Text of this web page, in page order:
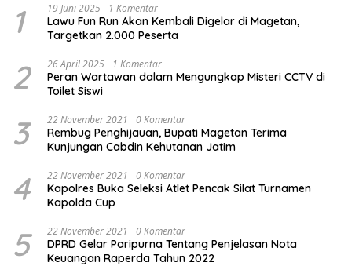
1 19 Juni 2025 1 Komentar
Lawu Fun Run Akan Kembali Digelar di Magetan,
Targetkan 2.000 Peserta
2 26 April 2025 1 Komentar
Peran Wartawan dalam Mengungkap Misteri CCTV di
Toilet Siswi
3 22 November 2021 0 Komentar
Rembug Penghijauan, Bupati Magetan Terima
Kunjungan Cabdin Kehutanan Jatim
4 22 November 2021 0 Komentar
Kapolres Buka Seleksi Atlet Pencak Silat Turnamen
Kapolda Cup
5 22 November 2021 0 Komentar
DPRD Gelar Paripurna Tentang Penjelasan Nota
Keuangan Raperda Tahun 2022